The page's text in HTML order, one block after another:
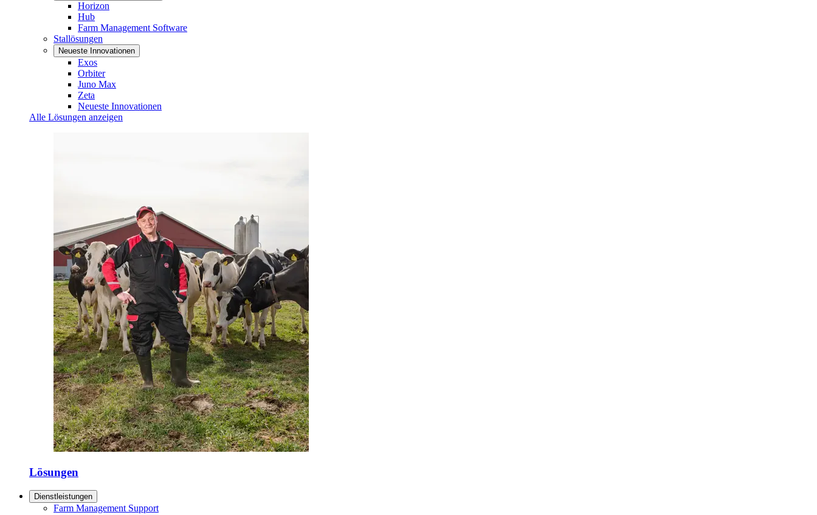
Horizon
Hub
Farm Management Software
Stallösungen
Neueste Innovationen
Exos
Orbiter
Juno Max
Zeta
Neueste Innovationen
Alle Lösungen anzeigen
Lösungen
Dienstleistungen
Farm Management Support